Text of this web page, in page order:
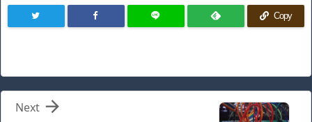
Copy

Next